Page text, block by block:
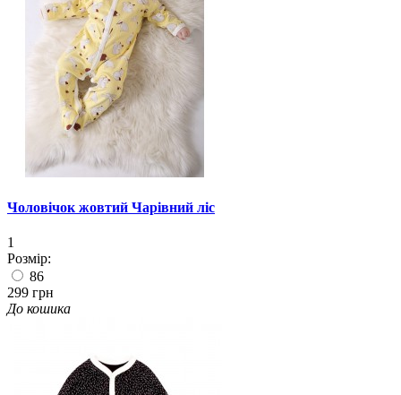
Чоловічок жовтий Чарівний ліс
1
Розмір:
86
299 грн
До кошика